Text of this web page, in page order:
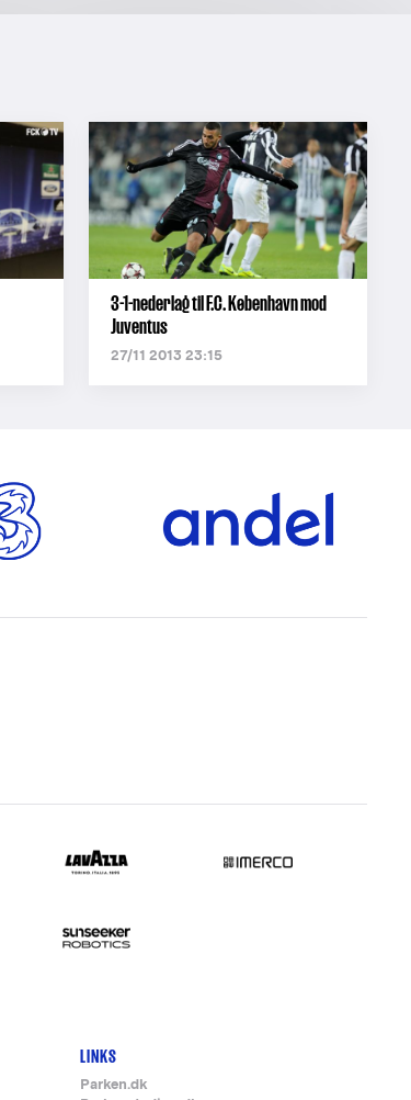
3-1-nederlag til F.C. København mod
Juventus
27/11 2013 23:15
LINKS
Parken.dk